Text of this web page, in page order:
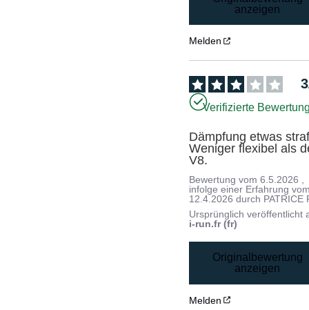
anzeigen
Melden
3
Verifizierte
Dämpfung etwas
Weniger flexibel als
V8.
Bewertung vom6.5.2026 ,
infolge einer Erfahrung
12.4.2026 durch PATRICE
Ursprünglich veröffentlicht
i-run.fr (fr)
Originalbewertung
anzeigen
Melden